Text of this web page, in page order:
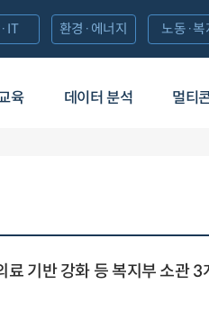
육 데이터 분석 멀티
환경·에너지 노동·복
기반 강화 등 복지부 소관 3